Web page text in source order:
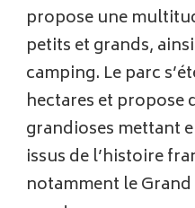
propose une
petits et grands,
camping. Le parc
hectares et propose
grandioses mettant
issus de l’histoire
notamment le